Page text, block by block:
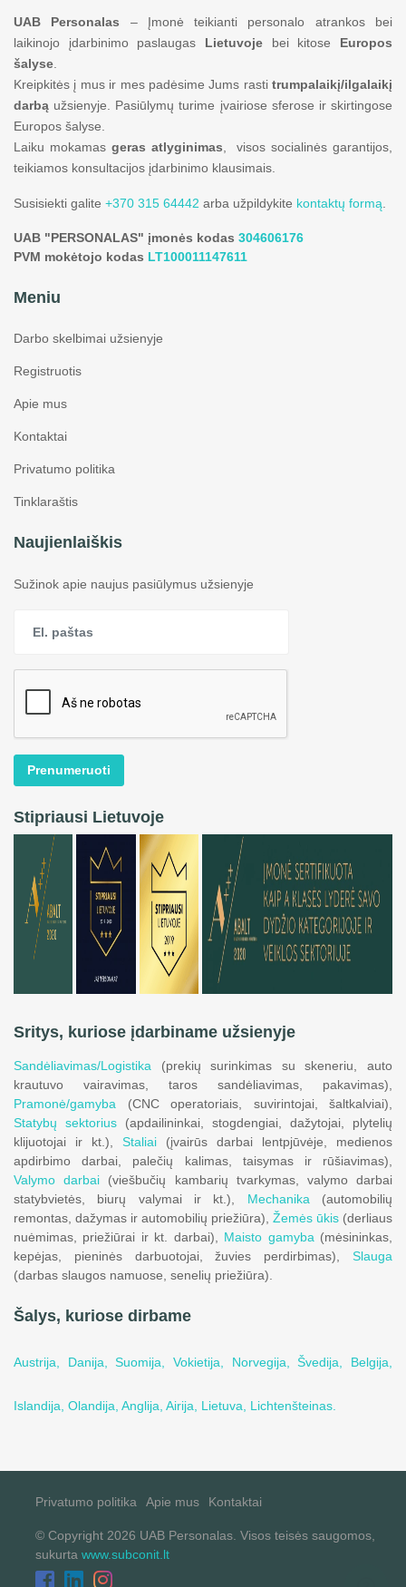
UAB Personalas – Įmonė teikianti personalo atrankos bei
laikinojo įdarbinimo paslaugas Lietuvoje bei kitose Europos
šalyse.
Kreipkitės į mus ir mes padėsime Jums rasti trumpalaikį/ilgalaikį
darbą užsienyje. Pasiūlymų turime įvairiose sferose ir skirtingose
Europos šalyse.
Laiku mokamas geras atlyginimas, visos socialinės garantijos,
teikiamos konsultacijos įdarbinimo klausimais.
Susisiekti galite +370 315 64442 arba užpildykite kontaktų formą.
UAB "PERSONALAS" įmonės kodas 304606176
PVM mokėtojo kodas LT100011147611
Meniu
Darbo skelbimai užsienyje
Registruotis
Apie mus
Kontaktai
Privatumo politika
Tinklaraštis
Naujienlaiškis
Sužinok apie naujus pasiūlymus užsienyje
Prenumeruoti
Stipriausi Lietuvoje
Sritys, kuriose įdarbiname užsienyje
Sandėliavimas/Logistika (prekių surinkimas su skeneriu, auto
krautuvo vairavimas, taros sandėliavimas, pakavimas),
Pramonė/gamyba (CNC operatoriais, suvirintojai, šaltkalviai),
Statybų sektorius (apdailininkai, stogdengiai, dažytojai, plytelių
klijuotojai ir kt.), Staliai (įvairūs darbai lentpjūvėje, medienos
apdirbimo darbai, palečių kalimas, taisymas ir rūšiavimas),
Valymo darbai (viešbučių kambarių tvarkymas, valymo darbai
statybvietės, biurų valymai ir kt.), Mechanika(automobilių
remontas, dažymas ir automobilių priežiūra), Žemės ūkis (derliaus
nuėmimas, priežiūrai ir kt. darbai), Maisto gamyba(mėsininkas,
kepėjas, pieninės darbuotojai, žuvies perdirbimas), Slauga
(darbas slaugos namuose, senelių priežiūra).
Šalys, kuriose dirbame
Austrija, Danija,Suomija,Vokietija, Norvegija,Švedija, Belgija,
Islandija, Olandija, Anglija, Airija, Lietuva, Lichtenšteinas.
Privatumo politika Apie mus Kontaktai
© Copyright 2026 UAB Personalas. Visos teisės saugomos,
sukurta www.subconit.lt